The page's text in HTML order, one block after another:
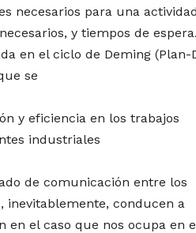
necesarios para una
y tiempos de
en el ciclo de Deming (Plan-
se
y eficiencia en los trabajos
industriales
de comunicación entre los
inevitablemente, conducen a
en el caso que nos ocupa en